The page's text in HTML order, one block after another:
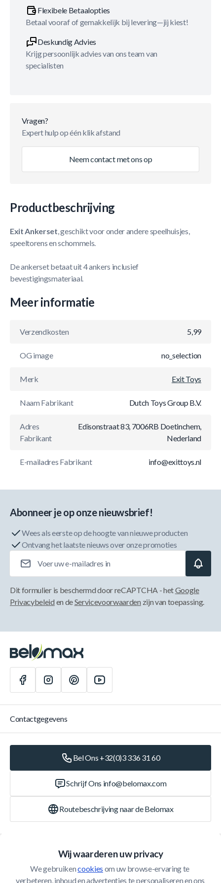
Flexibele Betaalopties
Betaal vooraf of gemakkelijk bij levering—jij kiest!
Deskundig Advies
Krijg persoonlijk advies van ons team van
specialisten
Vragen?
Expert hulp op één klik afstand
Neem contact met ons op
Productbeschrijving
Exit Ankerset, geschikt voor onder andere speelhuisjes,
speeltorens en schommels.
De ankerset betaat uit 4 ankers inclusief
bevestigingsmateriaal.
Meer informatie
Verzendkosten 5,99
OG image no_selection
Merk Exit Toys
Naam Fabrikant Dutch Toys Group B.V.
Adres
Fabrikant
Edisonstraat 83, 7006RB Doetinchem,
Nederland
E-mailadres Fabrikant info@exittoys.nl
Wij waarderen uw privacy
We gebruiken cookies om uw browse-ervaring te
verbeteren, inhoud en advertenties te personaliseren en ons
Abonneer je op onze nieuwsbrief!
Wees als eerste op de hoogte van nieuwe producten
Ontvang het laatste nieuws over onze promoties
Dit formulier is beschermd door reCAPTCHA - hetGoogle
Privacybeleid en deServicevoorwaarden zijn van toepassing.
Klantenservice
Contactgegevens
Bel Ons +32(0)3 336 31 60
Schrijf Ons info@belomax.com
Routebeschrijving naar de Belomax